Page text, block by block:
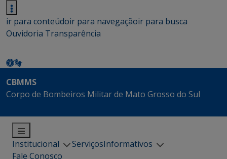
ir para conteúdoir para navegaçãoir para busca
Ouvidoria Transparência
CBMMS
Corpo de Bombeiros Militar de Mato Grosso do Sul
Institucional ServiçosInformativos
Fale Conosco